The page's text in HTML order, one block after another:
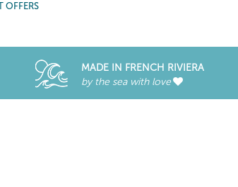
OFFERS
MADE IN FRENCH RIVIERA
by the sea with love